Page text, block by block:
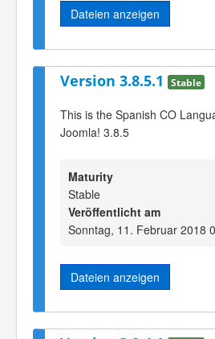
Dateien anzeigen
Version 3.8.5.1 Stable
This is the Spanish CO
Joomla! 3.8.5
Maturity
Stable
Veröffentlicht am
Sonntag, 11. Februar 2018
Dateien anzeigen